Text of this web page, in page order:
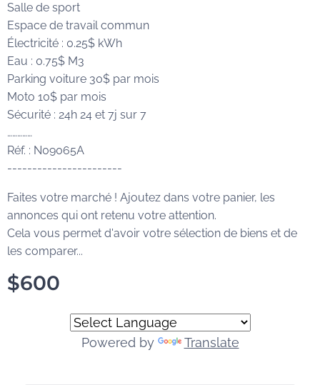
Salle de sport
Espace de travail commun
Électricité : 0.25$ kWh
Eau : 0.75$ M3
Parking voiture 30$ par mois
Moto 10$ par mois
Sécurité : 24h 24 et 7j sur 7
……………
Réf. : N09065A
-----------------------
Faites votre marché ! Ajoutez dans votre panier, les
annonces qui ont retenu votre attention.
Cela vous permet d'avoir votre sélection de biens et de
les comparer...
$600
Powered by Translate